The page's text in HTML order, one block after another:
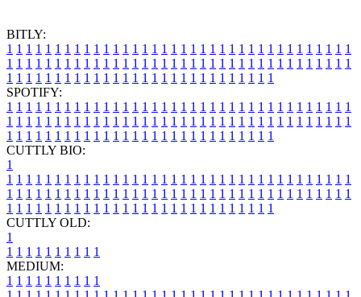
BITLY:
1 1 1 1 1 1 1 1 1 1 1 1 1 1 1 1 1 1 1 1 1 1 1 1 1 1 1 1 1 1 1 1 1 1 1 1
1 1 1 1 1 1 1 1 1 1 1 1 1 1 1 1 1 1 1 1 1 1 1 1 1 1 1 1 1 1 1 1 1 1 1 1
1 1 1 1 1 1 1 1 1 1 1 1 1 1 1 1 1 1 1 1 1 1 1 1 1 1 1 1
SPOTIFY:
1 1 1 1 1 1 1 1 1 1 1 1 1 1 1 1 1 1 1 1 1 1 1 1 1 1 1 1 1 1 1 1 1 1 1 1
1 1 1 1 1 1 1 1 1 1 1 1 1 1 1 1 1 1 1 1 1 1 1 1 1 1 1 1 1 1 1 1 1 1 1 1
1 1 1 1 1 1 1 1 1 1 1 1 1 1 1 1 1 1 1 1 1 1 1 1 1 1 1 1
CUTTLY BIO:
1
1 1 1 1 1 1 1 1 1 1 1 1 1 1 1 1 1 1 1 1 1 1 1 1 1 1 1 1 1 1 1 1 1 1 1 1
1 1 1 1 1 1 1 1 1 1 1 1 1 1 1 1 1 1 1 1 1 1 1 1 1 1 1 1 1 1 1 1 1 1 1 1
1 1 1 1 1 1 1 1 1 1 1 1 1 1 1 1 1 1 1 1 1 1 1 1 1 1 1 1
CUTTLY OLD:
1
1 1 1 1 1 1 1 1 1 1
MEDIUM:
1 1 1 1 1 1 1 1 1 1